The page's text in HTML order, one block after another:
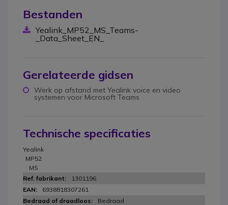
Bestanden
Yealink_MP52_MS_Teams-
_Data_Sheet_EN_
Gerelateerde gidsen
Werk op afstand met Yealink voice en video
systemen voor Microsoft Teams
Technische specificaties
Yealink
MP52
MS
1301196
6938818307261
Bedraad